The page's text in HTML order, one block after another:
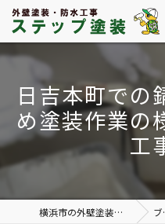
日吉本町での
め塗装作業の
工
横浜市の外壁塗装なら有限会社ステップ塗装 ブログ